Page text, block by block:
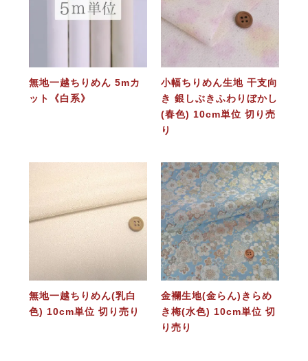
無地一越ちりめん 5mカ
ット《白系》
小幅ちりめん生地 干支向
き 銀しぶきふわりぼかし
(春色) 10cm単位 切り売
り
無地一越ちりめん(乳白
色) 10cm単位 切り売り
金襴生地(金らん)きらめ
き梅(水色) 10cm単位 切
り売り